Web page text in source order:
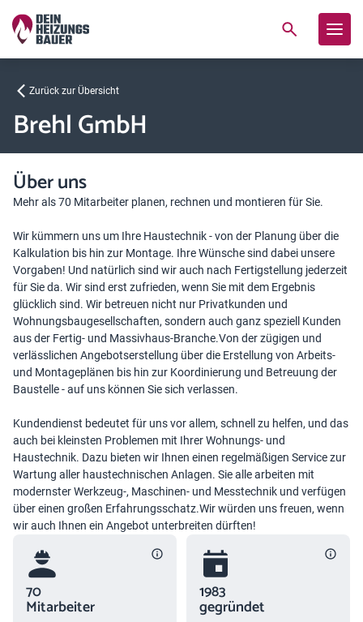
Zurück zur Übersicht
Brehl GmbH
Über uns
Mehr als 70 Mitarbeiter planen, rechnen und montieren für Sie.
Wir kümmern uns um Ihre Haustechnik - von der Planung über die
Kalkulation bis hin zur Montage. Ihre Wünsche sind dabei unsere
Vorgaben! Und natürlich sind wir auch nach Fertigstellung jederzeit
für Sie da. Wir sind erst zufrieden, wenn Sie mit dem Ergebnis
glücklich sind. Wir betreuen nicht nur Privatkunden und
Wohnungsbaugesellschaften, sondern auch ganz speziell Kunden
aus der Fertig- und Massivhaus-Branche.Von der zügigen und
verlässlichen Angebotserstellung über die Erstellung von Arbeits-
und Montageplänen bis hin zur Koordinierung und Betreuung der
Baustelle - auf uns können Sie sich verlassen.
Kundendienst bedeutet für uns vor allem, schnell zu helfen, und das
auch bei kleinsten Problemen mit Ihrer Wohnungs- und
Haustechnik. Dazu bieten wir Ihnen einen regelmäßigen Service zur
Wartung aller haustechnischen Anlagen. Sie alle arbeiten mit
modernster Werkzeug-, Maschinen- und Messtechnik und verfügen
über einen großen Erfahrungsschatz.Wir würden uns freuen, wenn
wir auch Ihnen ein Angebot unterbreiten dürften!
70
Mitarbeiter
1983
gegründet